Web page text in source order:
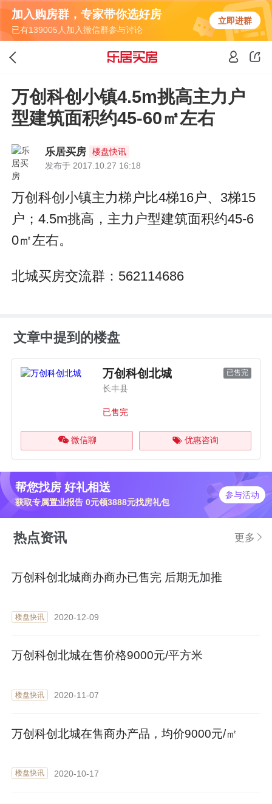
加入购房群，专家带你选好房
已有139005人加入微信群参与讨论
立即进群
万创科创小镇4.5m挑高主力户
型建筑面积约45-60㎡左右
乐居买房
楼盘快讯
发布于 2017.10.27 16:18
万创科创小镇主力梯户比4梯16户、3梯15
户；4.5m挑高，主力户型建筑面积约45-6
0㎡左右。
北城买房交流群：562114686
文章中提到的楼盘
万创科创北城 已售完
长丰县
已售完
微信聊 优惠咨询
帮您找房 好礼相送
获取专属置业报告 0元领3888元找房礼包
参与活动
热点资讯 更多
万创科创北城商办商办已售完 后期无加推
楼盘快讯 2020-12-09
万创科创北城在售价格9000元/平方米
楼盘快讯 2020-11-07
万创科创北城在售商办产品，均价9000元/㎡
楼盘快讯 2020-10-17